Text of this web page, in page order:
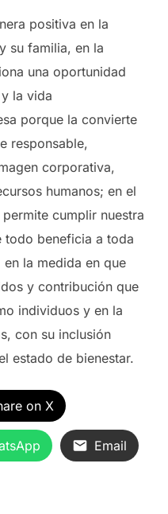
positiva en la
su familia, en la
una oportunidad
la vida
porque la convierte
responsable,
corporativa,
humanos; en el
cumplir nuestra
todo beneficia a toda
la medida en que
y contribución que
individuos y en la
con su inclusión
estado de bienestar.
on X
Email